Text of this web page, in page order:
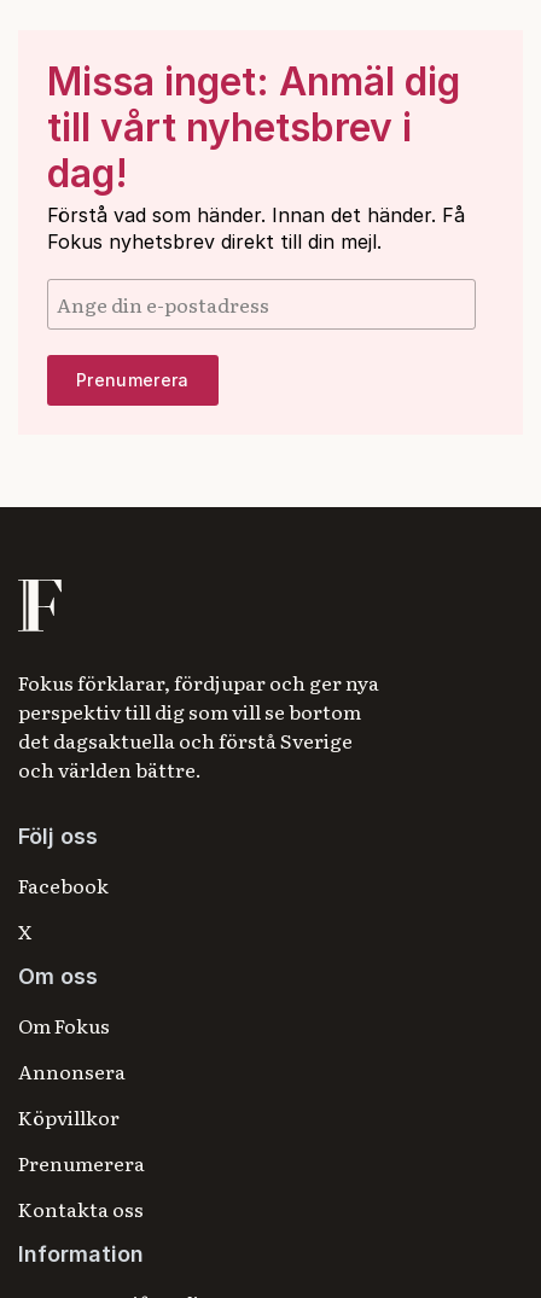
Missa inget: Anmäl dig
till vårt nyhetsbrev i
dag!
Förstå vad som händer. Innan det händer. Få
Fokus nyhetsbrev direkt till din mejl.
Fokus förklarar, fördjupar och ger nya
perspektiv till dig som vill se bortom
det dagsaktuella och förstå Sverige
och världen bättre.
Följ oss
Facebook
X
Om oss
Om Fokus
Annonsera
Köpvillkor
Prenumerera
Kontakta oss
Information